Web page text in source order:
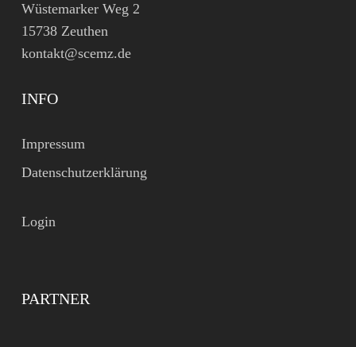
Wüstemarker Weg 2
15738 Zeuthen
kontakt@scemz.de
INFO
Impressum
Datenschutzerklärung
Login
PARTNER